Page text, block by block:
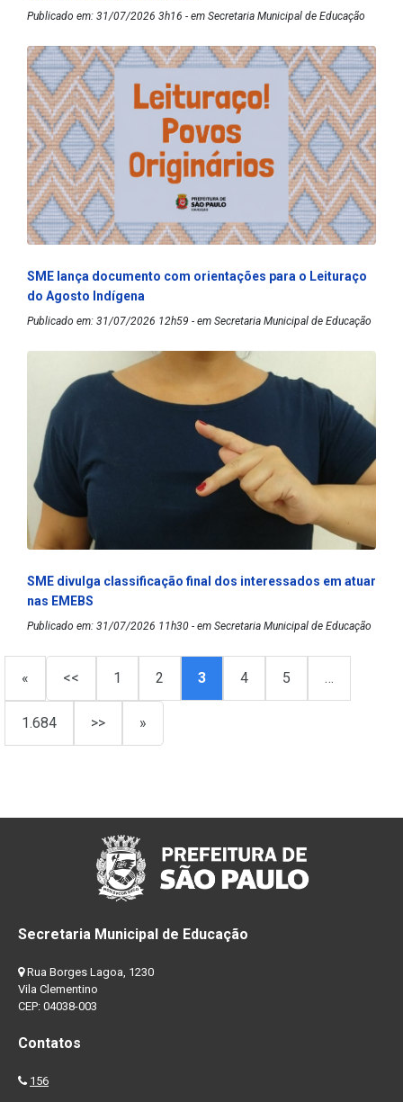
Publicado em: 31/07/2026 3h16 - em Secretaria Municipal de Educação
SME lança documento com orientações para o Leituraço
do Agosto Indígena
Publicado em: 31/07/2026 12h59 - em Secretaria Municipal de Educação
SME divulga classificação final dos interessados em atuar
nas EMEBS
Publicado em: 31/07/2026 11h30 - em Secretaria Municipal de Educação
« << 1 2 3 4 5 …
1.684 >> »
Secretaria Municipal de Educação
Rua Borges Lagoa, 1230
Vila Clementino
CEP: 04038-003
Contatos
156